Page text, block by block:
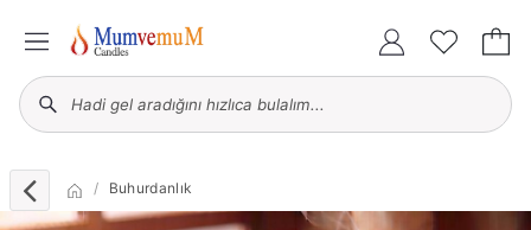
Buhurdanlık